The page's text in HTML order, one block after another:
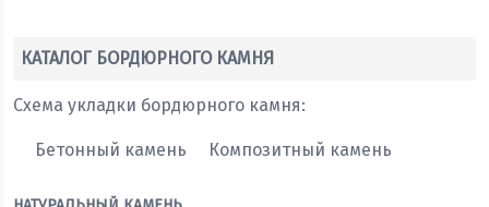
КАТАЛОГ БОРДЮРНОГО КАМНЯ
Схема укладки бордюрного камня:
Бетонный камень Композитный камень